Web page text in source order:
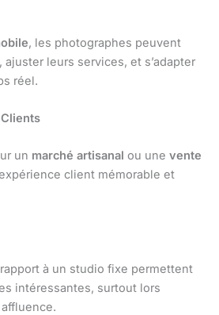
, les photographes peuvent
leurs services, et s’adapter
réel.
un marché artisanal ou une vente
client mémorable et
à un studio fixe permettent
intéressantes, surtout lors